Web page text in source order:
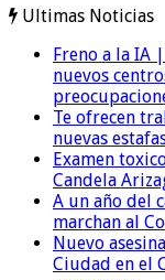
Ultimas Noticias
Freno a la IA
nuevos
Te ofrecen
nuevas
Examen
Candela
A un año del
marchan al
Nuevo
Ciudad en el